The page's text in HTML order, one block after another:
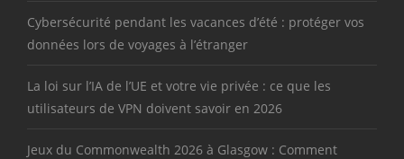
Cybersécurité pendant les vacances d’été : protéger vos
données lors de voyages à l’étranger
La loi sur l’IA de l’UE et votre vie privée : ce que les
utilisateurs de VPN doivent savoir en 2026
Jeux du Commonwealth 2026 à Glasgow : Comment